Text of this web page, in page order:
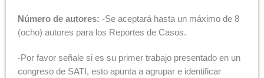
Número de autores: -Se aceptará hasta un máximo de 8
(ocho) autores para los Reportes de Casos.
-Por favor señale si es su primer trabajo presentado en un
congreso de SATI, esto apunta a agrupar e identificar